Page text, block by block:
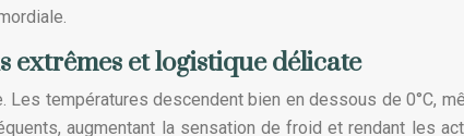
extrêmes et logistique délicate
Les températures descendent bien en dessous de 0°C,
augmentant la sensation de froid et rendant les